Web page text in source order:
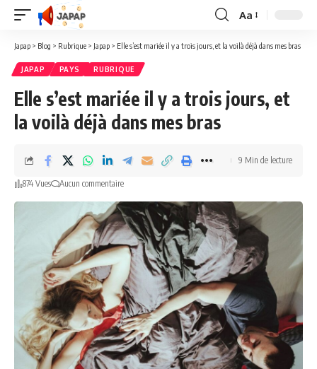
Redimensionner
la
Aa
Japap > Blog > Rubrique > Japap > Elle s’est mariée il y a trois jours, et la voilà déjà dans mes bras
JAPAP PAYS RUBRIQUE
Elle s’est mariée il y a trois jours, et
la voilà déjà dans mes bras
874 Vues Aucun commentaire
9 Min de lecture